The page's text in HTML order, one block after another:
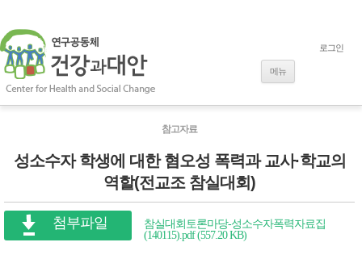
메뉴
로그인
참고자료
성소수자 학생에 대한 혐오성 폭력과 교사·학교의
역할(전교조 참실대회)
첨부파일
참실대회토론마당-성소수자폭력자료집
(140115).pdf (557.20 KB)